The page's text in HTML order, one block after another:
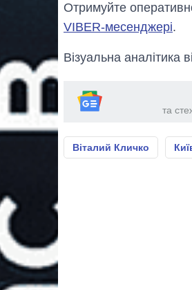
Отримуйте
VIBER-месенджері.
Візуальна аналітика
та
Віталий Кличко